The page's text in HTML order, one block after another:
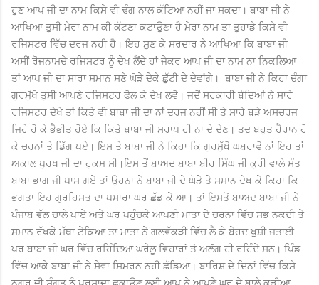
ਹੁਣ ਆਪ ਜੀ ਦਾ ਨਾਮ ਕਿਸੇ ਵੀ ਢੰਗ ਨਾਲ ਕੱਟਿਆ ਨਹੀਂ ਜਾ ਸਕਦਾ। ਬਾਬਾ ਜੀ ਨੇ
ਆਖਿਆ ਤੁਸੀ ਮੇਰਾ ਨਾਮ ਕੀ ਕੱਟਣਾ ਕਟਾਉਣਾ ਹੈ ਮੇਰਾ ਨਾਮ ਤਾ ਤੁਹਾਡੇ ਕਿਸੇ ਵੀ
ਰਜਿਸਟਰ ਵਿੱਚ ਦਰਜ ਨਹੀ ਹੈ। ਇਹ ਸੁਣ ਕੇ ਸਰਦਾਰ ਨੇ ਆਖਿਆ ਕਿ ਬਾਬਾ ਜੀ
ਅਸੀਂ ਰੋਜਨਾਮਚੇ ਰਜਿਸਟਰ ਨੂੰ ਦੇਖ ਲੈਂਦੇ ਹਾਂ ਜੇਕਰ ਆਪ ਜੀ ਦਾ ਨਾਮ ਨਾ ਨਿਕਲਿਆ
ਤਾਂ ਆਪ ਜੀ ਦਾ ਸਾਰਾ ਸਮਾਨ ਸਣੇ ਘੋੜੇ ਦੇਕੇ ਛੁੱਟੀ ਦੇ ਦੇਵਾਂਗੇ। ਬਾਬਾ ਜੀ ਨੇ ਕਿਹਾ ਚੰਗਾ
ਗੁਰਮੁੱਖੋ ਤੁਸੀ ਆਪਣੇ ਰਜਿਸਟਰ ਫੋਲ ਕੇ ਦੇਖ ਲਵੋ। ਜਦੋਂ ਸਰਕਾਰੀ ਬੰਦਿਆਂ ਨੇ ਸਾਰੇ
ਰਜਿਸਟਰ ਦੇਖੇ ਤਾਂ ਕਿਤੇ ਵੀ ਬਾਬਾ ਜੀ ਦਾ ਨਾਂ ਦਰਜ ਨਹੀਂ ਸੀ ਤੇ ਸਾਰੇ ਬੜੇ ਅਸਚਰਜ
ਜਿਹੇ ਹੋ ਕੇ ਭੈਭੀਤ ਹੋਏ ਕਿ ਕਿਤੇ ਬਾਬਾ ਜੀ ਸਰਾਪ ਹੀ ਨਾ ਦੇ ਦੇਣ। ਤਦ ਬਹੁਤ ਹੈਰਾਨ ਹੋ
ਕੇ ਚਰਨਾਂ ਤੇ ਡਿੱਗ ਪਏ। ਇਸ ਤੇ ਬਾਬਾ ਜੀ ਨੇ ਕਿਹਾ ਕਿ ਗੁਰਮੁੱਖੋ ਘਬਰਾਵੋ ਨਾਂ ਇਹ ਤਾਂ
ਅਕਾਲ ਪੁਰਖ ਜੀ ਦਾ ਹੁਕਮ ਸੀ।ਇਸ ਤੋਂ ਬਾਅਦ ਬਾਬਾ ਬੀਰ ਸਿੰਘ ਜੀ ਕੁਰੀ ਵਾਲੇ ਸੰਤ
ਬਾਬਾ ਭਾਗ ਜੀ ਪਾਸ ਗਏ ਤਾਂ ਉਹਨਾ ਨੇ ਬਾਬਾ ਜੀ ਦੇ ਘੋੜੇ ਤੇ ਸਮਾਨ ਦੇਖ ਕੇ ਕਿਹਾ ਕਿ
ਭਗਤਾ ਇਹ ਗ੍ਰਹਿਸਤ ਦਾ ਪਸਾਰਾ ਘਰ ਛੱਡ ਕੇ ਆ। ਤਾਂ ਇਸਤੋਂ ਬਾਅਦ ਬਾਬਾ ਜੀ ਨੇ
ਪੰਜਾਬ ਵੱਲ ਚਾਲੇ ਪਾਏ ਅਤੇ ਘਰ ਪਹੁੰਚਕੇ ਆਪਣੀ ਮਾਤਾ ਦੇ ਚਰਨਾ ਵਿੱਚ ਸਭ ਨਕਦੀ ਤੇ
ਸਮਾਨ ਰੱਖਕੇ ਮੱਥਾ ਟੇਕਿਆ ਤਾ ਮਾਤਾ ਨੇ ਗਲਵੱਕੜੀ ਵਿੱਚ ਲੈ ਕੇ ਬੇਹਦ ਖੁਸ਼ੀ ਜਤਾਈ
ਪਰ ਬਾਬਾ ਜੀ ਘਰ ਵਿੱਚ ਰਹਿੰਦਿਆ ਘਰੇਲੂ ਵਿਹਾਰਾਂ ਤੋ ਅਲੱਗ ਹੀ ਰਹਿੰਦੇ ਸਨ। ਪਿੰਡ
ਵਿੱਚ ਆਕੇ ਬਾਬਾ ਜੀ ਨੇ ਸੇਵਾ ਸਿਮਰਨ ਨਹੀ ਛੱਡਿਆ। ਬਾਰਿਸ਼ ਦੇ ਦਿਨਾਂ ਵਿੱਚ ਕਿਸੇ
ਨਗਰ ਦੀ ਸੰਗਤ ਨੂੰ ਪ੍ਰਸਾਦਾ ਛਕਾਉਣ ਲਈ ਆਪ ਨੇ ਆਪਣੇ ਘਰ ਦੇ ਬਾਲੇ ਕੜੀਆ